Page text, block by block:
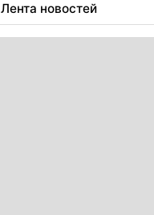
Лента новостей